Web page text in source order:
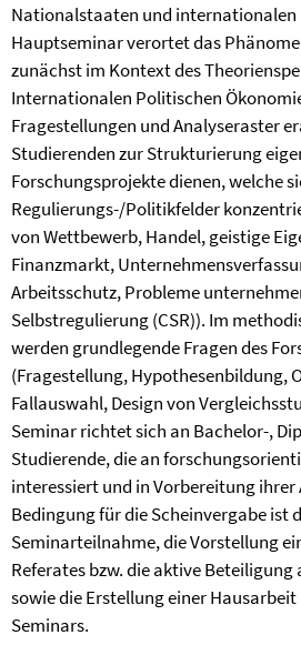
Nationalstaaten und internationalen
Hauptseminar verortet das
zunächst im Kontext des
Internationalen Politischen
Fragestellungen und Analyseraster
Studierenden zur Strukturierung
Forschungsprojekte dienen, welche
Regulierungs-/Politikfelder
von Wettbewerb, Handel, geistige
Finanzmarkt,
Arbeitsschutz, Probleme
Selbstregulierung (CSR)). Im
werden grundlegende Fragen des
(Fragestellung, Hypothesenbildung,
Fallauswahl, Design von
Seminar richtet sich an Bachelor-,
Studierende, die an
interessiert und in Vorbereitung ihrer
Bedingung für die Scheinvergabe ist
Seminarteilnahme, die Vorstellung
Referates bzw. die aktive
sowie die Erstellung einer Hausarbeit
Seminars.